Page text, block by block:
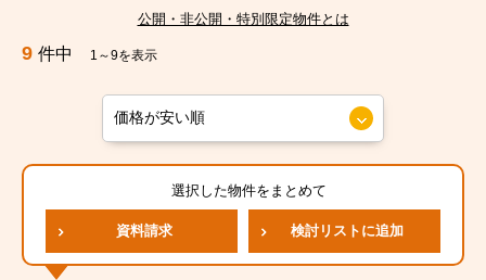
公開・非公開・特別限定物件とは
9 件中 1～9を表示
選択した物件をまとめて
資料請求 検討リストに追加